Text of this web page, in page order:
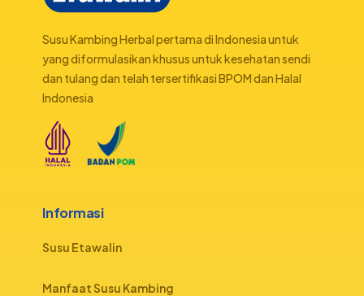
Susu Kambing Herbal pertama di Indonesia untuk
yang diformulasikan khusus untuk kesehatan sendi
dan tulang dan telah tersertifikasi BPOM dan Halal
Indonesia
Informasi
Susu Etawalin
Manfaat Susu Kambing